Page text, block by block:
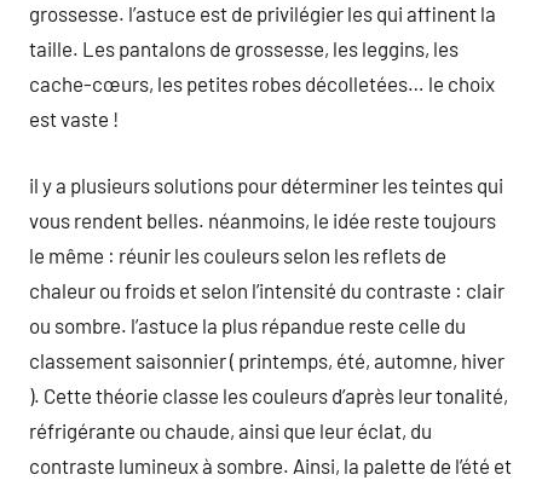
grossesse. l’astuce est de privilégier les qui affinent la
taille. Les pantalons de grossesse, les leggins, les
cache-cœurs, les petites robes décolletées… le choix
est vaste !
il y a plusieurs solutions pour déterminer les teintes qui
vous rendent belles. néanmoins, le idée reste toujours
le même : réunir les couleurs selon les reflets de
chaleur ou froids et selon l’intensité du contraste : clair
ou sombre. l’astuce la plus répandue reste celle du
classement saisonnier ( printemps, été, automne, hiver
). Cette théorie classe les couleurs d’après leur tonalité,
réfrigérante ou chaude, ainsi que leur éclat, du
contraste lumineux à sombre. Ainsi, la palette de l’été et